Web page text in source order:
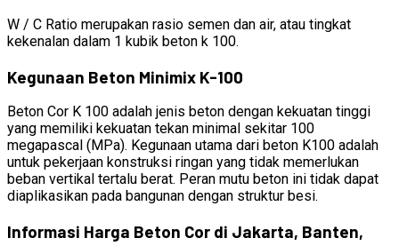
W / C Ratio merupakan rasio semen dan air, atau tingkat
kekenalan dalam 1 kubik beton k 100.
Kegunaan Beton Minimix K-100
Beton Cor K 100 adalah jenis beton dengan kekuatan tinggi
yang memiliki kekuatan tekan minimal sekitar 100
megapascal (MPa). Kegunaan utama dari beton K100 adalah
untuk pekerjaan konstruksi ringan yang tidak memerlukan
beban vertikal tertalu berat. Peran mutu beton ini tidak dapat
diaplikasikan pada bangunan dengan struktur besi.
Informasi Harga Beton Cor di Jakarta, Banten,